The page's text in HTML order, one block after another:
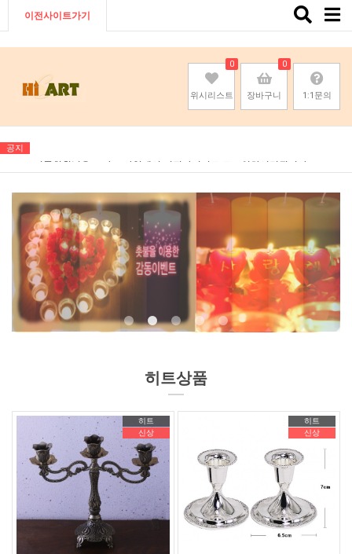
이전사이트가기
Toggle
위시리스트
0
장바구니
0
1:1문의
공지
기존회원님은 pc나 모바일에서 이전아이디로 로그인하시면됩니다
기존회원님은 pc나 모바일에서 이전아이디로 로그인하시면됩니다
기존회원님은 pc나 모바일에서 이전아이디로 로그인하시면됩니다
기존회원님은 pc나 모바일에서 이전아이디로 로그인하시면됩니다
히트상품
히트
신상
히트
신상